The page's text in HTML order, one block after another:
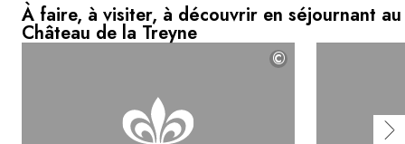
À faire, à visiter, à découvrir en séjournant au
Château de la Treyne
©